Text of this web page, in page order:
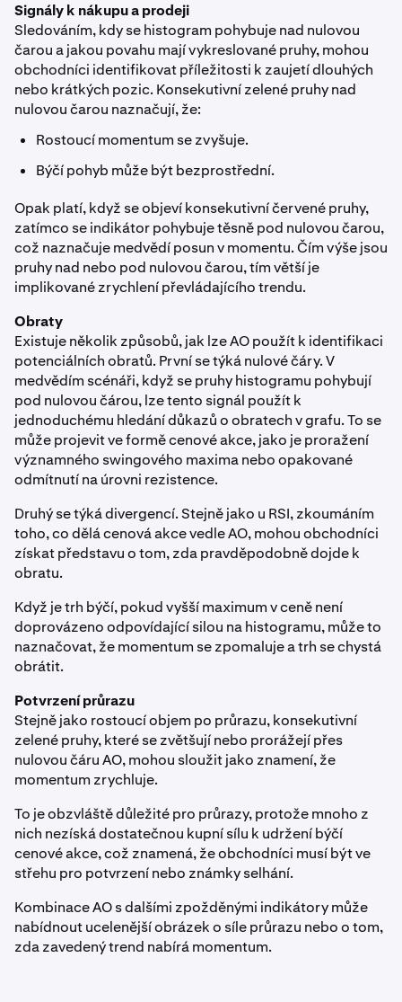
Signály k nákupu a prodeji
Sledováním, kdy se histogram pohybuje nad nulovou
čarou a jakou povahu mají vykreslované pruhy, mohou
obchodníci identifikovat příležitosti k zaujetí dlouhých
nebo krátkých pozic. Konsekutivní zelené pruhy nad
nulovou čarou naznačují, že:
Rostoucí momentum se zvyšuje.
Býčí pohyb může být bezprostřední.
Opak platí, když se objeví konsekutivní červené pruhy,
zatímco se indikátor pohybuje těsně pod nulovou čarou,
což naznačuje medvědí posun v momentu. Čím výše jsou
pruhy nad nebo pod nulovou čarou, tím větší je
implikované zrychlení převládajícího trendu.
Obraty
Existuje několik způsobů, jak lze AO použít k identifikaci
potenciálních obratů. První se týká nulové čáry. V
medvědím scénáři, když se pruhy histogramu pohybují
pod nulovou čárou, lze tento signál použít k
jednoduchému hledání důkazů o obratech v grafu. To se
může projevit ve formě cenové akce, jako je proražení
významného swingového maxima nebo opakované
odmítnutí na úrovni rezistence.
Druhý se týká divergencí. Stejně jako u RSI, zkoumáním
toho, co dělá cenová akce vedle AO, mohou obchodníci
získat představu o tom, zda pravděpodobně dojde k
obratu.
Když je trh býčí, pokud vyšší maximum v ceně není
doprovázeno odpovídající silou na histogramu, může to
naznačovat, že momentum se zpomaluje a trh se chystá
obrátit.
Potvrzení průrazu
Stejně jako rostoucí objem po průrazu, konsekutivní
zelené pruhy, které se zvětšují nebo prorážejí přes
nulovou čáru AO, mohou sloužit jako znamení, že
momentum zrychluje.
To je obzvláště důležité pro průrazy, protože mnoho z
nich nezíská dostatečnou kupní sílu k udržení býčí
cenové akce, což znamená, že obchodníci musí být ve
střehu pro potvrzení nebo známky selhání.
Kombinace AO s dalšími zpožděnými indikátory může
nabídnout ucelenější obrázek o síle průrazu nebo o tom,
zda zavedený trend nabírá momentum.